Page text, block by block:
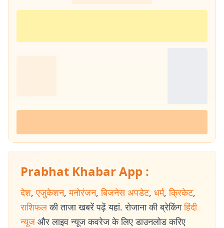
Prabhat Khabar App :
देश, एजुकेशन, मनोरंजन, बिजनेस अपडेट, धर्म, क्रिकेट,
राशिफल की ताजा खबरें पढ़ें यहां. रोजाना की ब्रेकिंग हिंदी
न्यूज और लाइव न्यूज कवरेज के लिए डाउनलोड करिए